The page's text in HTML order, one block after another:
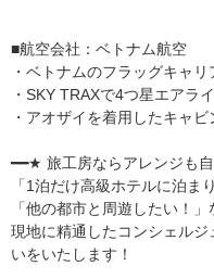
■航空会社：ベトナム航空
・ベトナムのフラッグキャリ
・SKY TRAXで4つ星エアラ
・アオザイを着用したキャ
━━★ 旅工房ならアレンジ
「1泊だけ高級ホテルに泊ま
「他の都市と周遊したい！」
現地に精通したコンシェル
いをいたします！